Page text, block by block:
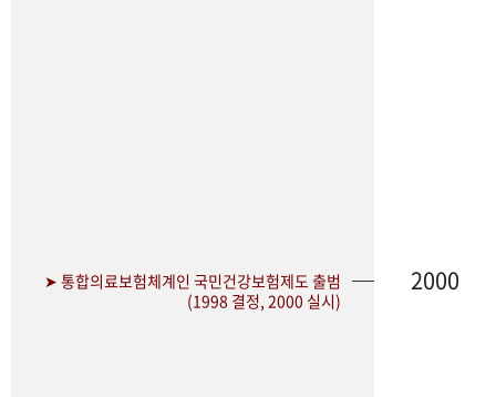
➤ 통합의료보험체계인 국민건강보험제도 출범
(1998 결정, 2000 실시)
2000